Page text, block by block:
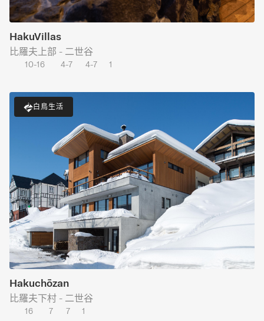
HakuVillas
比羅夫上部 - 二世谷
10-16 4-7 4-7 1
白鳥生活
Hakuchōzan
比羅夫下村 - 二世谷
16 7 7 1